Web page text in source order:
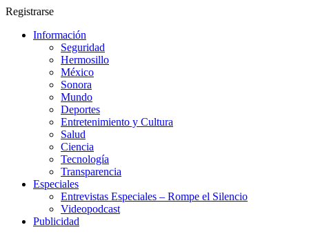
Registrarse
Información
Seguridad
Hermosillo
México
Sonora
Mundo
Deportes
Entretenimiento y Cultura
Salud
Ciencia
Tecnología
Transparencia
Especiales
Entrevistas Especiales – Rompe el Silencio
Videopodcast
Publicidad